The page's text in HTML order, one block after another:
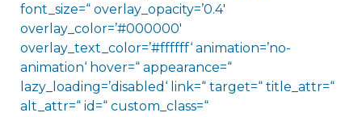
font_size=“ overlay_opacity=’0.4′
overlay_color=’#000000′
overlay_text_color=’#ffffff‘ animation=’no-
animation‘ hover=“ appearance=“
lazy_loading=’disabled‘ link=“ target=“ title_attr=“
alt_attr=“ id=“ custom_class=“